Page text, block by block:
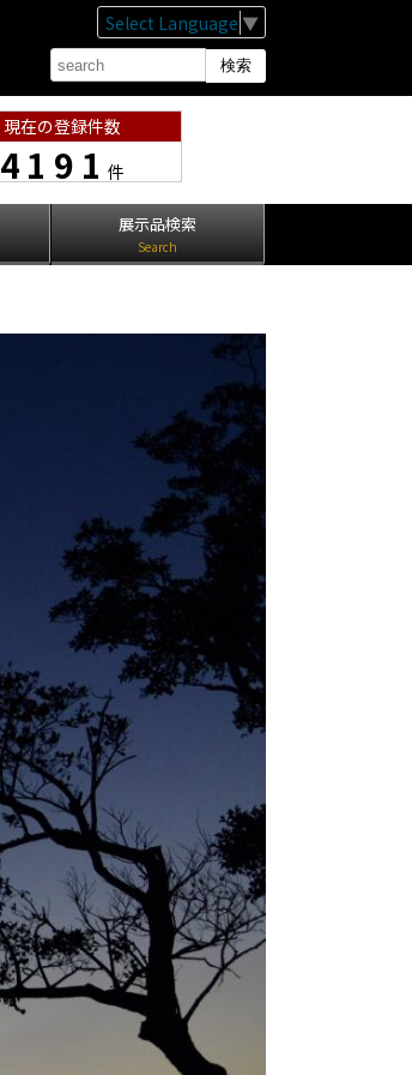
Select Language ▼
現在の登録件数
4191件
展示品検索
Search